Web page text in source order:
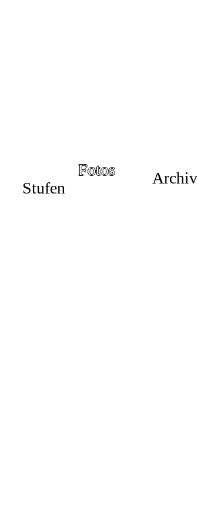
Stufen
Fotos Archiv